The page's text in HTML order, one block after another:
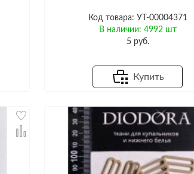
Код товара: УТ-00004371
В наличии: 4992 шт
5 руб.
Купить